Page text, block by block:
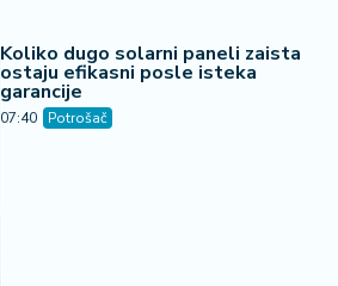
Koliko dugo solarni paneli zaista
ostaju efikasni posle isteka
garancije
07:40 Potrošač